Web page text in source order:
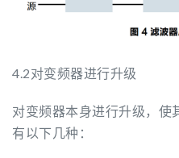
4.2对变频器进行升级
对变频器本身进行升级，使
有以下几种：